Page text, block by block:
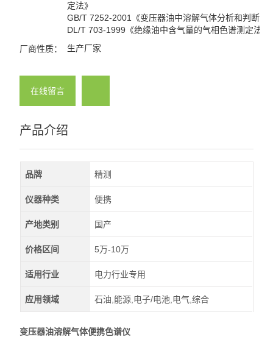
定法》
GB/T 7252-2001《变压器油中溶解气体分析和判断导
DL/T 703-1999《绝缘油中含气量的气相色谱测定法》
厂商性质： 生产厂家
在线留言
产品介绍
品牌 精测
仪器种类 便携
产地类别 国产
价格区间 5万-10万
适用行业 电力行业专用
应用领域 石油,能源,电子/电池,电气,综合
变压器油溶解气体便携色谱仪